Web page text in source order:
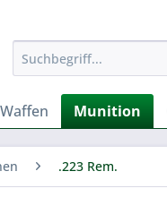
Waffen Munition
.223 Rem.